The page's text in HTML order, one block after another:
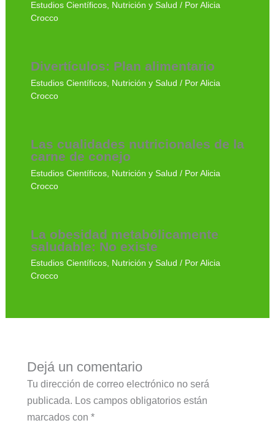
Estudios Científicos, Nutrición y Salud / Por Alicia
Crocco
Divertículos: Plan alimentario
Estudios Científicos, Nutrición y Salud / Por Alicia
Crocco
Las cualidades nutricionales de la
carne de conejo
Estudios Científicos, Nutrición y Salud / Por Alicia
Crocco
La obesidad metabólicamente
saludable: No existe
Estudios Científicos, Nutrición y Salud / Por Alicia
Crocco
Dejá un comentario
Tu dirección de correo electrónico no será
publicada. Los campos obligatorios están
marcados con *